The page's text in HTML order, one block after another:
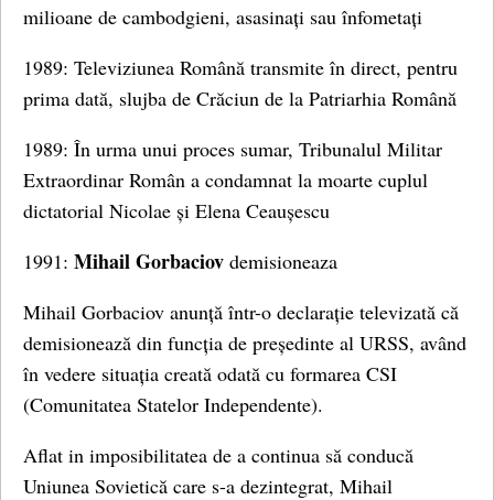
milioane de cambodgieni, asasinați sau înfometați
1989: Televiziunea Română transmite în direct, pentru
prima dată, slujba de Crăciun de la Patriarhia Română
1989: În urma unui proces sumar, Tribunalul Militar
Extraordinar Român a condamnat la moarte cuplul
dictatorial Nicolae și Elena Ceaușescu
1991: Mihail Gorbaciov demisioneaza
Mihail Gorbaciov anunță într-o declarație televizată că
demisionează din funcția de președinte al URSS, având
în vedere situația creată odată cu formarea CSI
(Comunitatea Statelor Independente).
Aflat in imposibilitatea de a continua să conducă
Uniunea Sovietică care s-a dezintegrat, Mihail